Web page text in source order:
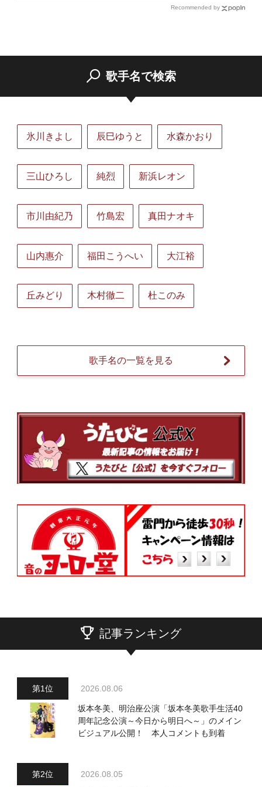
Recommended by
歌手名で検索
氷川きよし 辰巳ゆうと 水森かおり
三山ひろし 純烈 新浜レオン
市川由紀乃 竹島宏 真田ナオキ
山内惠介 福田こうへい 大江裕
丘みどり 木村徹二 杜このみ
歌手名の一覧を見る
記事ランキング
2026.08.06
坂本冬美、明治座公演「坂本冬美歌手生活40
周年記念公演～今日から明日へ～」のメイン
ビジュアル公開！ 本人コメントも到着
2026.08.05